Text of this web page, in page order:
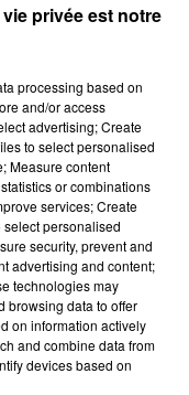
privée est notre
processing based on
and/or access
advertising; Create
to select personalised
Measure content
or combinations
services; Create
personalised
security, prevent and
advertising and content;
technologies may
browsing data to offer
on information actively
and combine data from
devices based on